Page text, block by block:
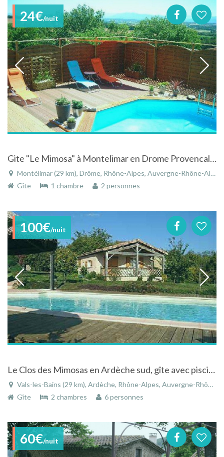
24€/nuit
Gite "Le Mimosa" à Montelimar en Drome Provencale avec Piscine en bordure de campagne
Montélimar (29 km), Drôme, Rhône-Alpes, Auvergne-Rhône-Alpes, France
Gîte
1 chambre 2 personnes
100€/nuit
Le Clos des Mimosas en Ardèche sud, gîte avec piscine chauffée exposé plein sud . Calme et détente
Vals-les-Bains (29 km), Ardèche, Rhône-Alpes, Auvergne-Rhône-Alpes, France
Gîte
2 chambres 6 personnes
60€/nuit